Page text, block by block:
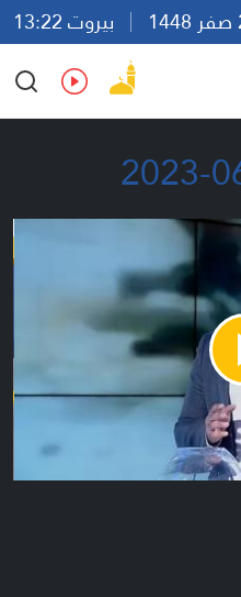
بيروت 13:22
Ar
En Fr Es